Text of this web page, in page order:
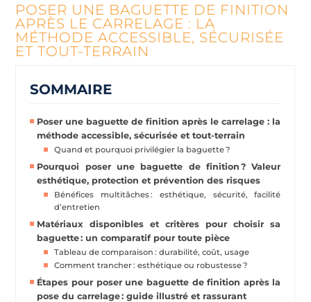
POSER UNE BAGUETTE DE FINITION
APRÈS LE CARRELAGE : LA
MÉTHODE ACCESSIBLE, SÉCURISÉE
ET TOUT-TERRAIN
SOMMAIRE
Poser une baguette de finition après le carrelage : la
méthode accessible, sécurisée et tout-terrain
Quand et pourquoi privilégier la baguette ?
Pourquoi poser une baguette de finition ? Valeur
esthétique, protection et prévention des risques
Bénéfices multitâches : esthétique, sécurité, facilité
d’entretien
Matériaux disponibles et critères pour choisir sa
baguette : un comparatif pour toute pièce
Tableau de comparaison : durabilité, coût, usage
Comment trancher : esthétique ou robustesse ?
Étapes pour poser une baguette de finition après la
pose du carrelage : guide illustré et rassurant